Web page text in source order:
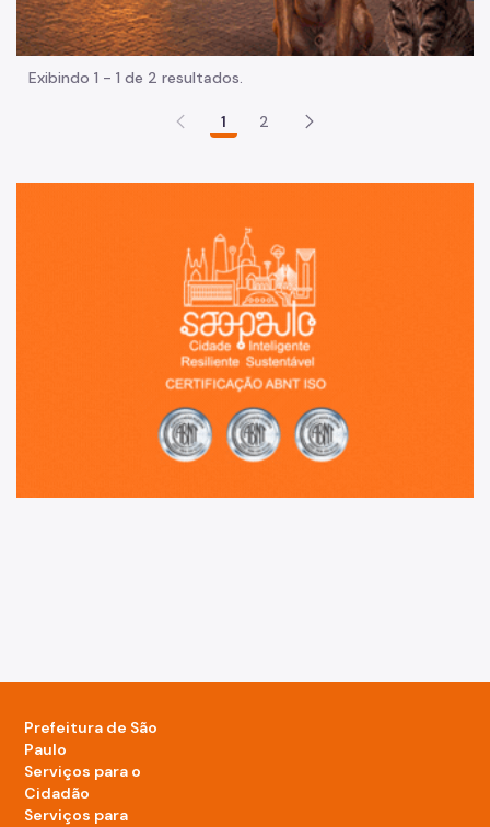
Exibindo 1 - 1 de 2 resultados.
1 2
Prefeitura de São
Paulo
Serviços para o
Cidadão
Serviços para